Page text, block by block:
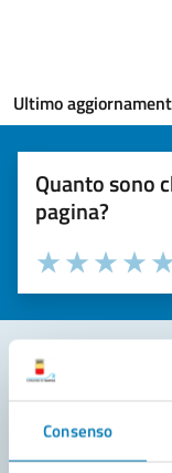
Consenso
Ultimo
Quanto sono
pagina?
Valuta la chiarezza
Seleziona il
Valuta 3
Valuta 2
Valuta 1 stelle su
Leggi le